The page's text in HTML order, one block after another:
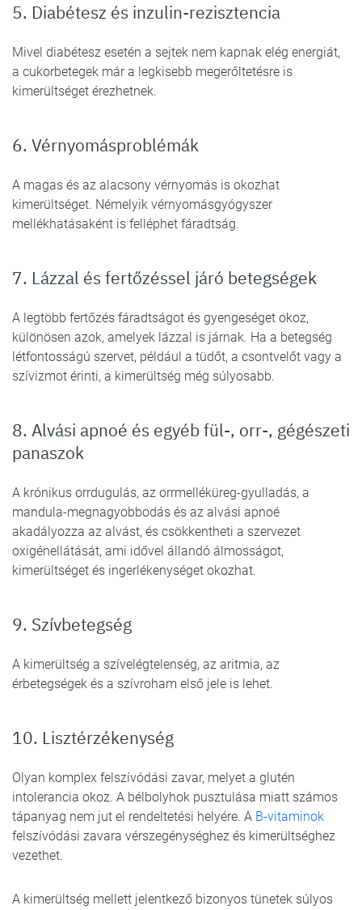
5. Diabétesz és inzulin-rezisztencia
Mivel diabétesz esetén a sejtek nem kapnak elég energiát,
a cukorbetegek már a legkisebb megerőltetésre is
kimerültséget érezhetnek.
6. Vérnyomásproblémák
A magas és az alacsony vérnyomás is okozhat
kimerültséget. Némelyik vérnyomásgyógyszer
mellékhatásaként is felléphet fáradtság.
7. Lázzal és fertőzéssel járó betegségek
A legtöbb fertőzés fáradtságot és gyengeséget okoz,
különösen azok, amelyek lázzal is járnak. Ha a betegség
létfontosságú szervet, például a tüdőt, a csontvelőt vagy a
szívizmot érinti, a kimerültség még súlyosabb.
8. Alvási apnoé és egyéb fül-, orr-, gégészeti
panaszok
A krónikus orrdugulás, az orrmelléküreg-gyulladás, a
mandula-megnagyobbodás és az alvási apnoé
akadályozza az alvást, és csökkentheti a szervezet
oxigénellátását, ami idővel állandó álmosságot,
kimerültséget és ingerlékenységet okozhat.
9. Szívbetegség
A kimerültség a szívelégtelenség, az aritmia, az
érbetegségek és a szívroham első jele is lehet.
10. Lisztérzékenység
Olyan komplex felszívódási zavar, melyet a glutén
intolerancia okoz. A bélbolyhok pusztulása miatt számos
tápanyag nem jut el rendeltetési helyére. A B-vitaminok
felszívódási zavara vérszegénységhez és kimerültséghez
vezethet.
A kimerültség mellett jelentkező bizonyos tünetek súlyos